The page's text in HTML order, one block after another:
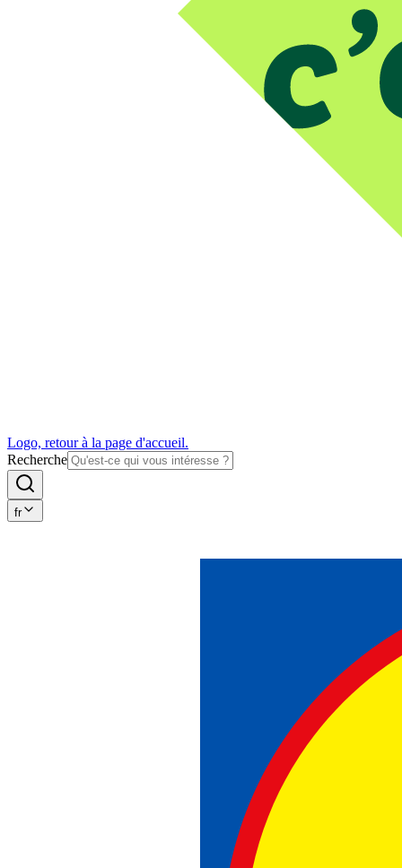
Logo, retour à la page d'accueil.
Recherche
fr